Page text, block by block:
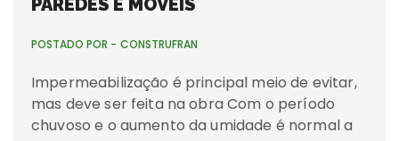
POSTADO POR - CONSTRUFRAN
Impermeabilização é principal meio de evitar,
mas deve ser feita na obra Com o período
chuvoso e o aumento da umidade é normal a